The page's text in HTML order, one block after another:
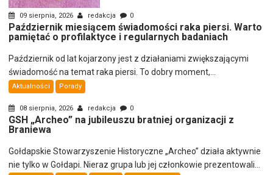
09 sierpnia, 2026 redakcja 0
Październik miesiącem świadomości raka piersi. Warto
pamiętać o profilaktyce i regularnych badaniach
Październik od lat kojarzony jest z działaniami zwiększającymi
świadomość na temat raka piersi. To dobry moment,...
Aktualności Porady
08 sierpnia, 2026 redakcja 0
GSH „Archeo” na jubileuszu bratniej organizacji z
Braniewa
Gołdapskie Stowarzyszenie Historyczne „Archeo” działa aktywnie
nie tylko w Gołdapi. Nieraz grupa lub jej członkowie prezentowali...